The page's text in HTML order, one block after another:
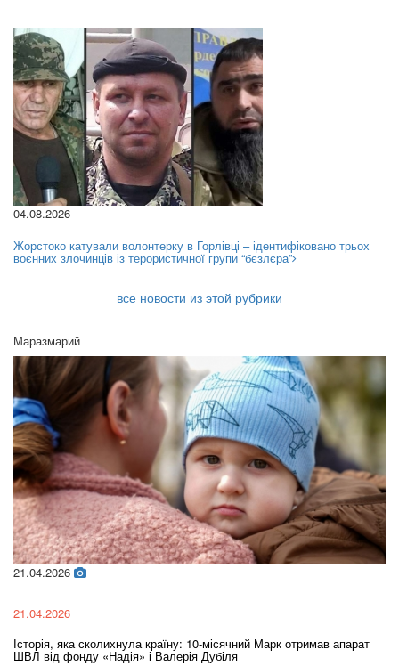
04.08.2026
Жорстоко катували волонтерку в Горлівці – ідентифіковано трьох
воєнних злочинців із терористичної групи “бєзлєра”
все новости из этой рубрики
Маразмарий
країну: 10-місячний Марк отримав апарат
і Валерія Дубіля
Oleksii Abasov: How
Investments and Hedge